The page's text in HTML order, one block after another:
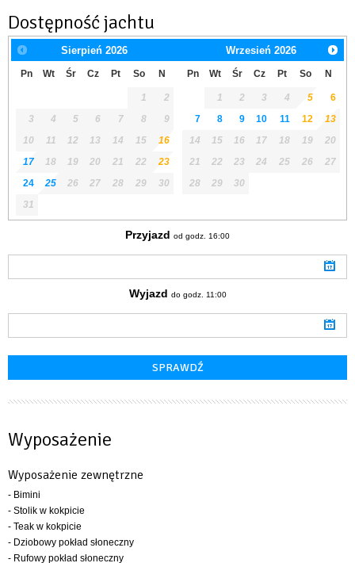
Dostępność jachtu
Sierpień 2026
Pn Wt Śr Cz Pt So N
1
2
3
4 5 6 7 8
9
10
11 12 13 14 15
16
17
18 19 20 21 22
23
24
25 26 27 28 29
30
31
Wrzesień 2026
Pn Wt Śr Cz Pt So N
1 2 3 4 5
6
7
8 9 10 11 12
13
14
15 16 17 18 19
20
21
22 23 24 25 26
27
28
29 30
Przyjazd od godz. 16:00
Wyjazd do godz. 11:00
Wyposażenie
Wyposażenie zewnętrzne
- Bimini
- Stolik w kokpicie
- Teak w kokpicie
- Dziobowy pokład słoneczny
- Rufowy pokład słoneczny